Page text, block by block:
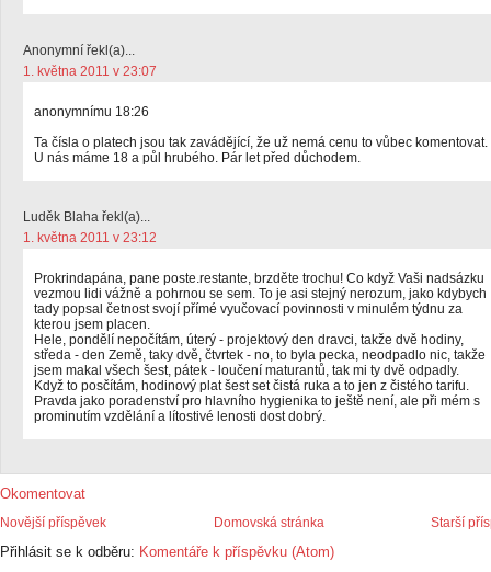
Anonymní řekl(a)...
1. května 2011 v 23:07
anonymnímu 18:26
Ta čísla o platech jsou tak zavádějící, že už nemá cenu to vůbec komentovat.
U nás máme 18 a půl hrubého. Pár let před důchodem.
Luděk Blaha řekl(a)...
1. května 2011 v 23:12
Prokrindapána, pane poste.restante, brzděte trochu! Co když Vaši nadsázku
vezmou lidi vážně a pohrnou se sem. To je asi stejný nerozum, jako kdybych
tady popsal četnost svojí přímé vyučovací povinnosti v minulém týdnu za
kterou jsem placen.
Hele, pondělí nepočítám, úterý - projektový den dravci, takže dvě hodiny,
středa - den Země, taky dvě, čtvrtek - no, to byla pecka, neodpadlo nic, takže
jsem makal všech šest, pátek - loučení maturantů, tak mi ty dvě odpadly.
Když to posčítám, hodinový plat šest set čistá ruka a to jen z čistého tarifu.
Pravda jako poradenství pro hlavního hygienika to ještě není, ale při mém s
prominutím vzdělání a lítostivé lenosti dost dobrý.
Okomentovat
Novější příspěvek Starší
Domovská stránka
Přihlásit se k odběru: Komentáře k příspěvku (Atom)